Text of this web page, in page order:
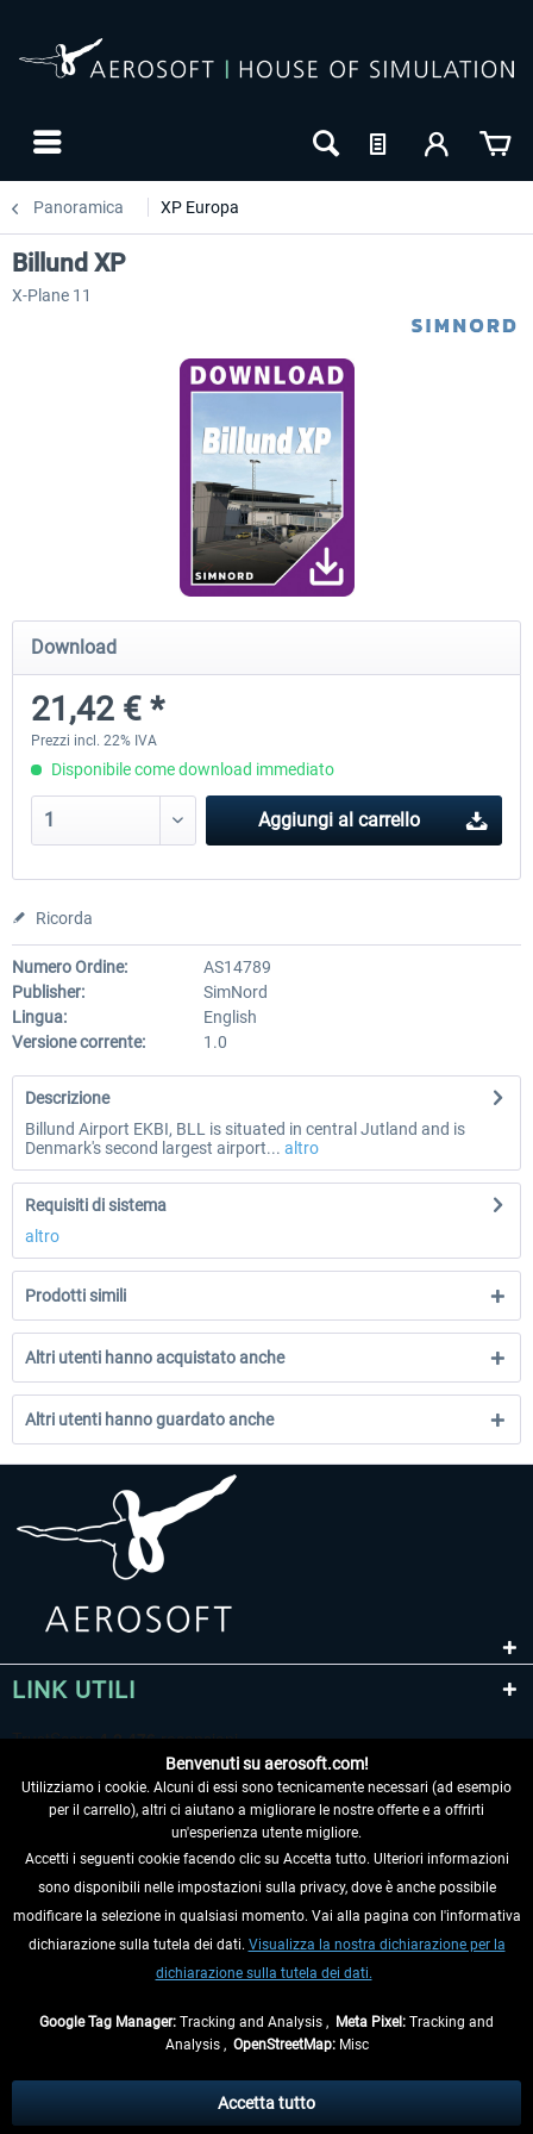
Panoramica XP Europa
Airport Berlin Brandenburg V2 XP
30,71 € *
Airport Zurich V2.0 XP
Billund XP
X-Plane 11
Download
21,42 € *
Prezzi incl. 22% IVA
Disponibile come download immediato
Aggiungi al carrello
Ricorda
Numero Ordine:
AS14789
Publisher:
SimNord
Lingua:
English
Versione corrente:
1.0
Descrizione
Billund Airport EKBI, BLL is situated in central Jutland and is
Denmark's second largest airport... altro
Requisiti di sistema
altro
Prodotti simili
Altri utenti hanno acquistato anche
Altri utenti hanno guardato anche
LINK UTILI
RECEDERE DAL CONTRATTO
INFORMAZIONI
eventualmente le spese di spedizione, se non diversamente descritto.
** Riguarda le spedizioni al di fuori della Germania, i tempi di consegna per le
Benvenuti su aerosoft.com!
Utilizziamo i cookie. Alcuni di essi sono tecnicamente necessari (ad esempio
per il carrello), altri ci aiutano a migliorare le nostre offerte e a offrirti
un'esperienza utente migliore.
Accetti i seguenti cookie facendo clic su Accetta tutto. Ulteriori informazioni
sono disponibili nelle impostazioni sulla privacy, dove è anche possibile
modificare la selezione in qualsiasi momento. Vai alla pagina con l'informativa
dichiarazione sulla tutela dei dati. Visualizza la nostra dichiarazione per la
dichiarazione sulla tutela dei dati.
Google Tag Manager: Tracking and Analysis , Meta Pixel: Tracking and
Analysis , OpenStreetMap:Misc
Accetta tutto